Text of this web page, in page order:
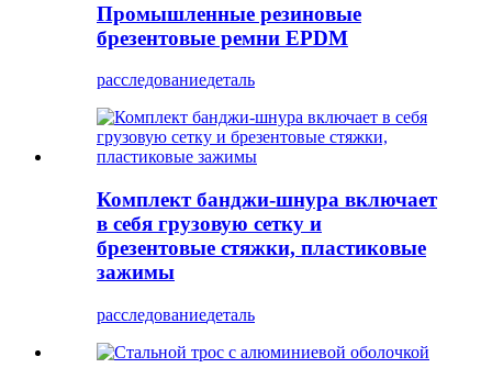
Промышленные резиновые
брезентовые ремни EPDM
расследованиедеталь
Комплект банджи-шнура включает
в себя грузовую сетку и
брезентовые стяжки, пластиковые
зажимы
расследованиедеталь